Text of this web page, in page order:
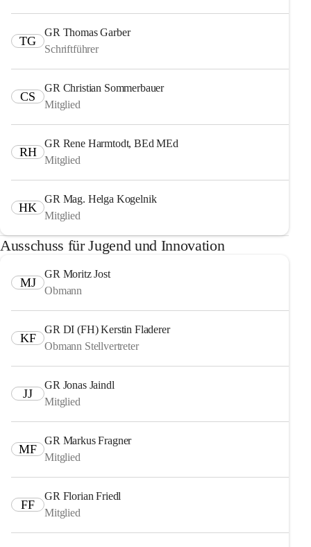
TG
GR Thomas Garber
Schriftführer
CS
GR Christian Sommerbauer
Mitglied
RH
GR Rene Harmtodt, BEd MEd
Mitglied
HK
GR Mag. Helga Kogelnik
Mitglied
Ausschuss für Jugend und Innovation
MJ
GR Moritz Jost
Obmann
KF
GR DI (FH) Kerstin Fladerer
Obmann Stellvertreter
JJ
GR Jonas Jaindl
Mitglied
MF
GR Markus Fragner
Mitglied
FF
GR Florian Friedl
Mitglied